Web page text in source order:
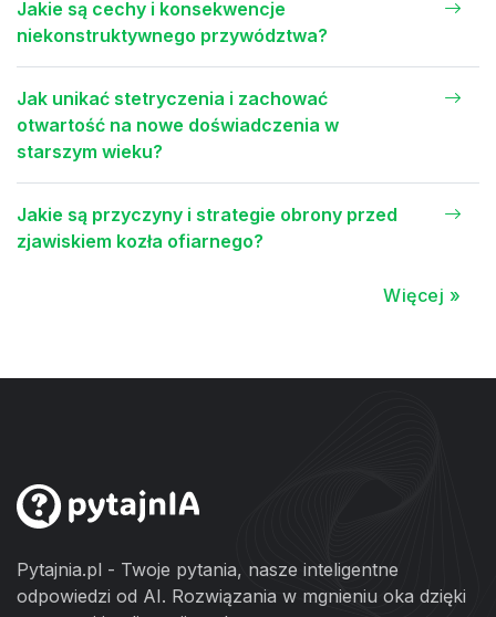
Jakie są cechy i konsekwencje
niekonstruktywnego przywództwa?
Jak unikać stetryczenia i zachować
otwartość na nowe doświadczenia w
starszym wieku?
Jakie są przyczyny i strategie obrony przed
zjawiskiem kozła ofiarnego?
Więcej »
Pytajnia.pl - Twoje pytania, nasze inteligentne
odpowiedzi od AI. Rozwiązania w mgnieniu oka dzięki